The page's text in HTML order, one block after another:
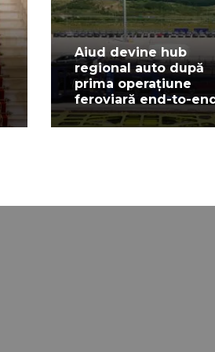
Aiud devine hub
regional auto după
prima operațiune
feroviară end-to-